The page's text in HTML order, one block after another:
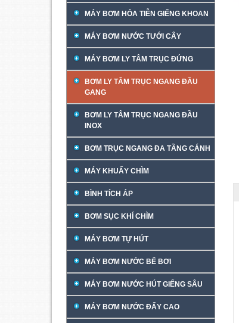
MÁY BƠM HỎA TIỄN GIẾNG KHOAN
MÁY BƠM NƯỚC TƯỚI CÂY
MÁY BƠM LY TÂM TRỤC ĐỨNG
BƠM LY TÂM TRỤC NGANG ĐẦU
GANG
BƠM LY TÂM TRỤC NGANG ĐẦU
INOX
BƠM TRỤC NGANG ĐA TẦNG CÁNH
MÁY KHUẤY CHÌM
BÌNH TÍCH ÁP
BƠM SỤC KHÍ CHÌM
MÁY BƠM TỰ HÚT
MÁY BƠM NƯỚC BỂ BƠI
MÁY BƠM NƯỚC HÚT GIẾNG SÂU
MÁY BƠM NƯỚC ĐẨY CAO